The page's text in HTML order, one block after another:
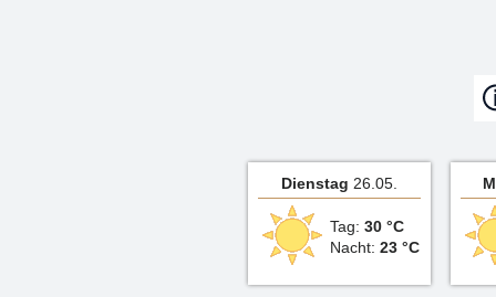
Dienstag 26.05.
Tag: 30 °C
Nacht: 23 °C